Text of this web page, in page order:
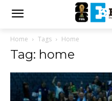
Home Tags Home
Tag: home